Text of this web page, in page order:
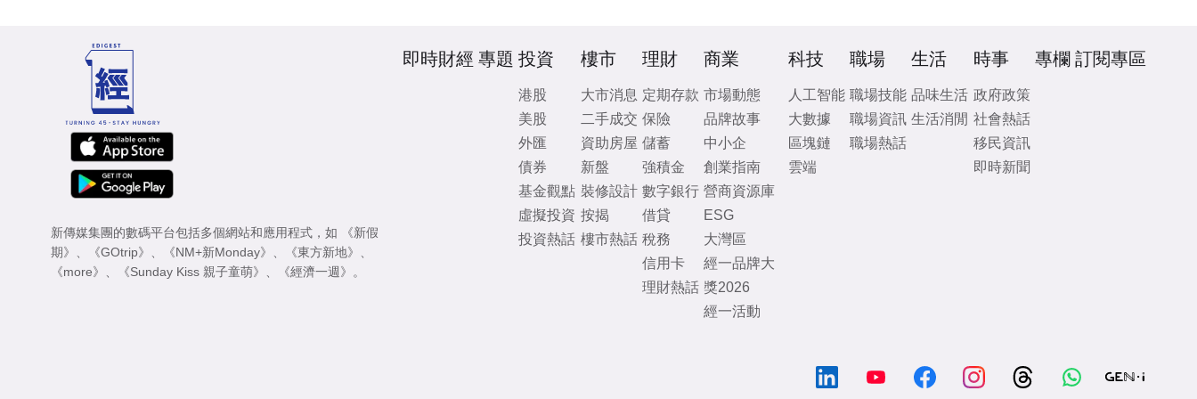
新傳媒集團的數碼平台包括多個網站和應用程式，如
《新假
期》 、 《GOtrip》 、 《NM+新Monday》 、 《東方新地》 、
《more》 、 《Sunday Kiss 親子童萌》 、 《經濟一週》 。
即時財經 專題 投資
港股
美股
外匯
債券
基金觀點
虛擬投資
投資熱話
樓市
大市消息
二手成交
資助房屋
新盤
裝修設計
按揭
樓市熱話
理財
定期存款
保險
儲蓄
強積金
數字銀行
借貸
稅務
信用卡
理財熱話
商業
市場動態
品牌故事
中小企
創業指南
營商資源庫
ESG
大灣區
經一品牌大
獎2026
經一活動
科技
人工智能
大數據
區塊鏈
雲端
職場
職場技能
職場資訊
職場熱話
生活
品味生活
生活消閒
時事
政府政策
社會熱話
移民資訊
即時新聞
專欄 訂閱專區